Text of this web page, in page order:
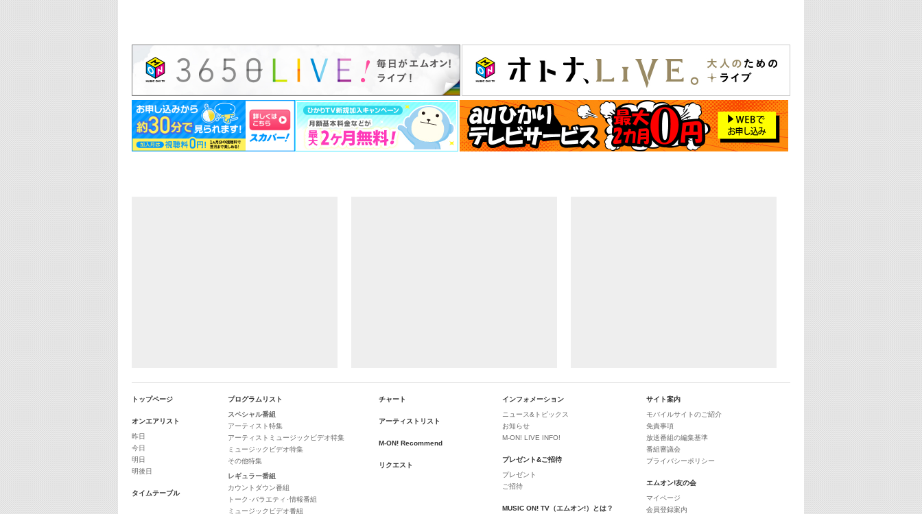
23:00
SUPER EIGHT特集
24:00
25:00
エムオン! ヒッツ
26:00
トップページ
オンエアリスト
昨日
今日
明日
明後日
タイムテーブル
プログラムリスト
スペシャル番組
アーティスト特集
アーティストミュージックビデオ特集
ミュージックビデオ特集
その他特集
レギュラー番組
カウントダウン番組
トーク･バラエティ･情報番組
ミュージックビデオ番組
チャート
アーティストリスト
M-ON! Recommend
リクエスト
インフォメーション
ニュース&トピックス
お知らせ
M-ON! LIVE INFO!
プレゼント&ご招待
プレゼント
ご招待
MUSIC ON! TV（エムオン!）とは？
サイト案内
モバイルサイトのご紹介
免責事項
放送番組の編集基準
番組審議会
プライバシーポリシー
エムオン!友の会
マイページ
会員登録案内